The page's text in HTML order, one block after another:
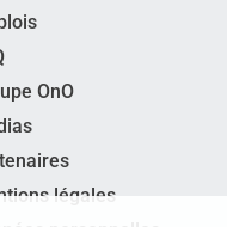
OnO
légales